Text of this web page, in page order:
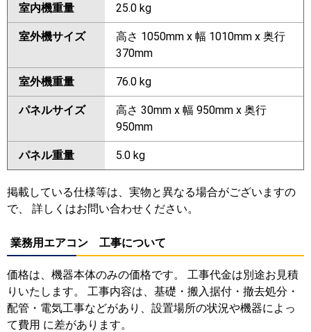
室内機重量 25.0 kg
室外機サイズ
高さ 1050mm x 幅 1010mm x 奥行
370mm
室外機重量 76.0 kg
パネルサイズ
高さ 30mm x 幅 950mm x 奥行
950mm
パネル重量 5.0 kg
掲載している仕様等は、実物と異なる場合がございますの
で、 詳しくはお問い合わせください。
業務用エアコン 工事について
価格は、機器本体のみの価格です。 工事代金は別途お見積
りいたします。 工事内容は、基礎・搬入据付・撤去処分・
配管・電気工事などがあり、設置場所の状況や機器によっ
て費用 に差があります。